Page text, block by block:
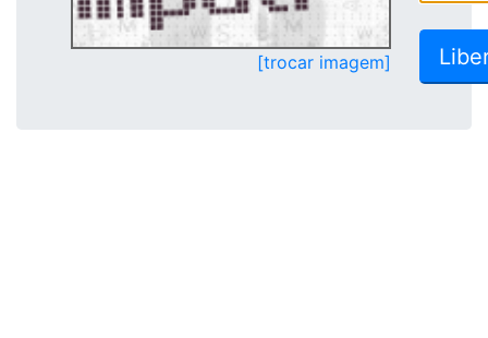
[trocar imagem]